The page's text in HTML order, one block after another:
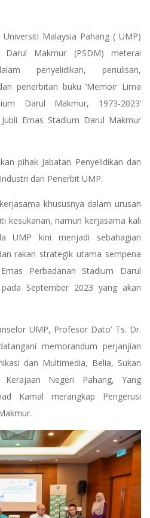
Malaysia Pahang ( UMP)
Darul Makmur (PSDM) meterai
penyelidikan, penulisan,
penerbitan buku ‘Memoir Lima
Darul Makmur, 1973-2023’
Emas Stadium Darul Makmur
pihak Jabatan Penyelidikan dan
dan Penerbit UMP.
khususnya dalam urusan
kesukanan, namun kerjasama kali
UMP kini menjadi sebahagian
rakan strategik utama sempena
Perbadanan Stadium Darul
September 2023 yang akan
UMP, Profesor Dato’ Ts. Dr.
memorandum perjanjian
dan Multimedia, Belia, Sukan
Negeri Pahang, Yang
Kamal merangkap Pengerusi